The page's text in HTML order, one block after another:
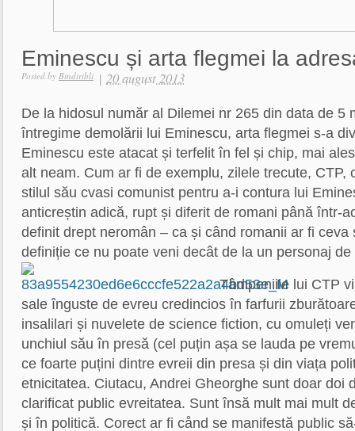
Eminescu și arta flegmei la
Posted by Bindiribli | 20 august 2013
De la hidosul număr al Dilemei nr 265 din data de 5
întregime demolării lui Eminescu, arta flegmei s-a
Eminescu este atacat și terfelit în fel și chip, mai
alt neam. Cum ar fi de exemplu, zilele trecute, CTP,
stilul său cvasi comunist pentru a-i contura lui
anticreștin adică, rupt și diferit de romani până într-
definit drept neromân – ca și când romanii ar fi ceva
definiție ce nu poate veni decât de la un personaj
Tâmpeniile lui CTP
sale înguste de evreu credincios în farfurii
insalilari și nuvelete de science fiction, cu omuleți
unchiul său în presă (cel puțin așa se lauda pe
ce foarte puțini dintre evreii din presa și din viața
etnicitatea. Ciutacu, Andrei Gheorghe sunt doar doi
clarificat public evreitatea. Sunt însă mult mai mult
și în politică. Corect ar fi cånd se manifestă public